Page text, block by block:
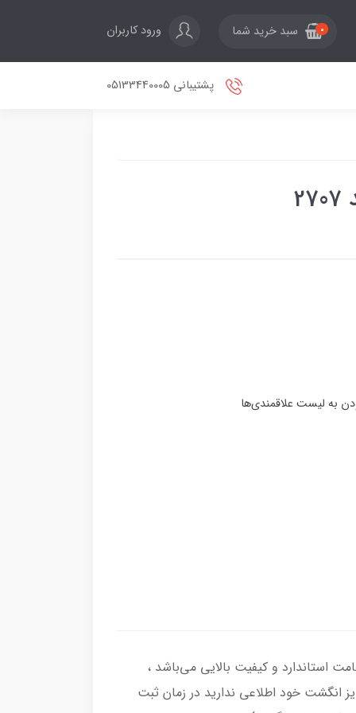
0 سبد خرید شما ورود کاربران
پشتیبانی 05133440005
اصل با عیار بین المللی 925 ساخته شده و دارای ضخامت استاندارد و کیفیت بالایی می‌باشد ،
انگشت خود اطلاعی ندارید در زمان ثبت